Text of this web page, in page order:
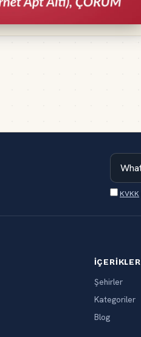
KVKK
İÇERIKLER
Şehirler
Kategoriler
Blog